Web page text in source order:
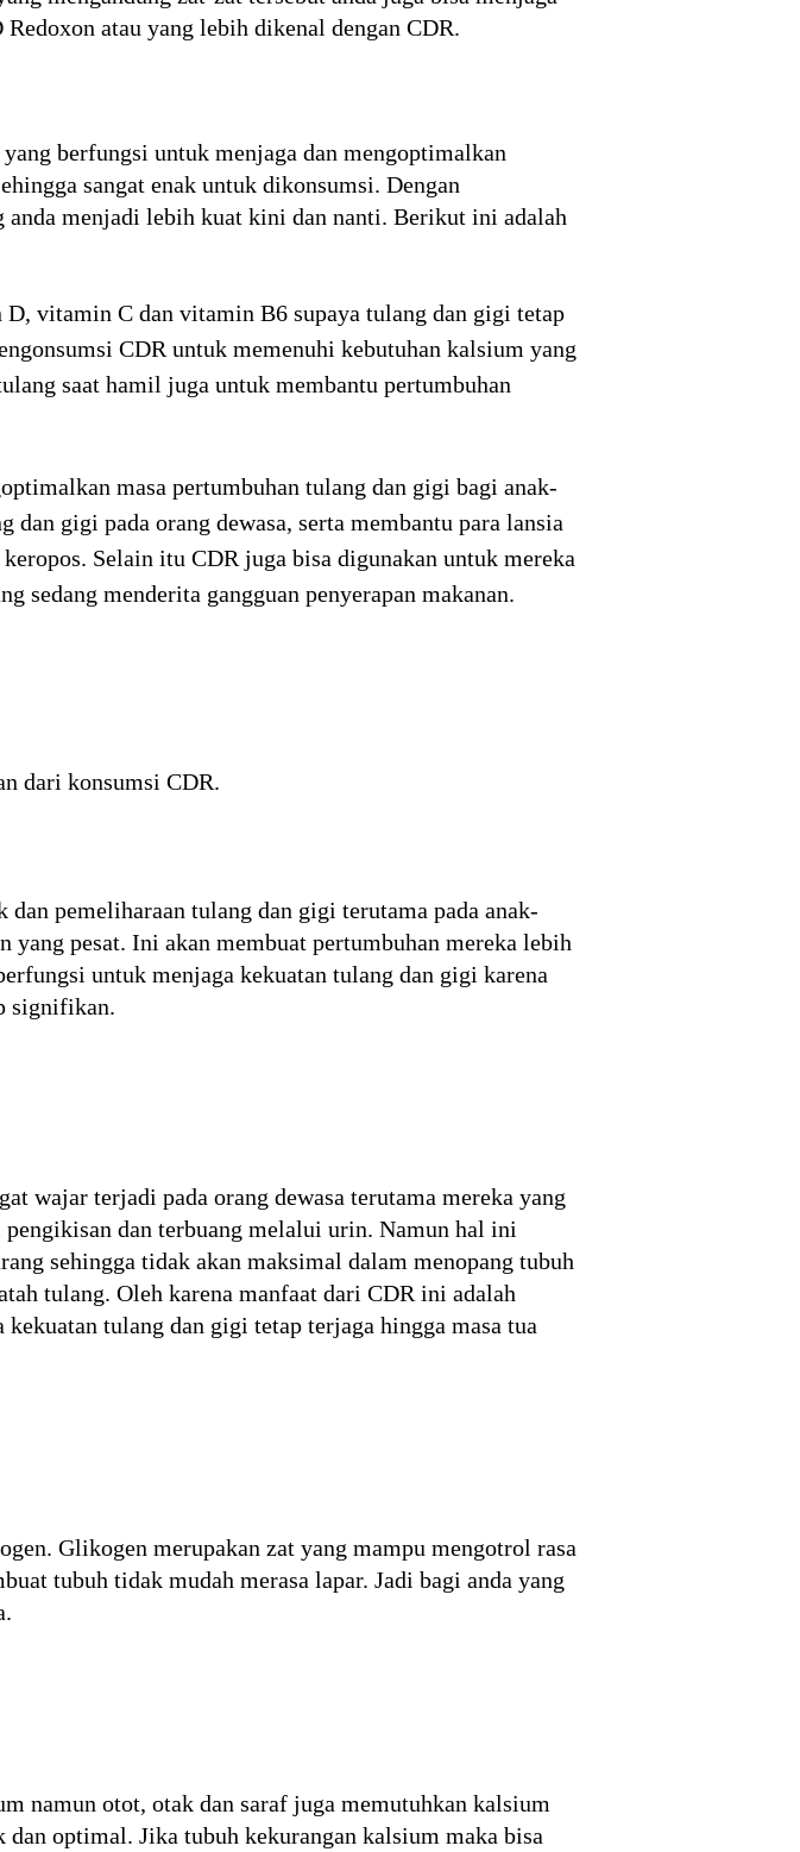
atau yang lebih dikenal dengan CDR.
berfungsi untuk menjaga dan mengoptimalkan
sangat enak untuk dikonsumsi. Dengan
anda menjadi lebih kuat kini dan nanti. Berikut ini adalah
vitamin C dan vitamin B6 supaya tulang dan gigi tetap
CDR untuk memenuhi kebutuhan kalsium yang
saat hamil juga untuk membantu pertumbuhan
masa pertumbuhan tulang dan gigi bagi anak-
gigi pada orang dewasa, serta membantu para lansia
Selain itu CDR juga bisa digunakan untuk mereka
sedang menderita gangguan penyerapan makanan.
dari konsumsi CDR.
pemeliharaan tulang dan gigi terutama pada anak-
yang pesat. Ini akan membuat pertumbuhan mereka lebih
untuk menjaga kekuatan tulang dan gigi karena
signifikan.
wajar terjadi pada orang dewasa terutama mereka yang
dan terbuang melalui urin. Namun hal ini
sehingga tidak akan maksimal dalam menopang tubuh
tulang. Oleh karena manfaat dari CDR ini adalah
tulang dan gigi tetap terjaga hingga masa tua
Glikogen merupakan zat yang mampu mengotrol rasa
tubuh tidak mudah merasa lapar. Jadi bagi anda yang
namun otot, otak dan saraf juga memutuhkan kalsium
optimal. Jika tubuh kekurangan kalsium maka bisa